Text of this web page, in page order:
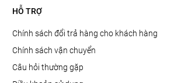
HỖ TRỢ
Chính sách đổi trả hàng cho khách hàng
Chính sách vận chuyển
Câu hỏi thường gặp